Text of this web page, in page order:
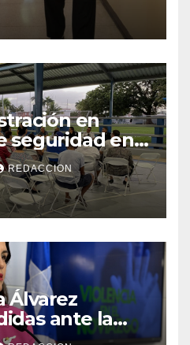
en
seguridad en
REDACCION
Álvarez
ante la
noviazgo